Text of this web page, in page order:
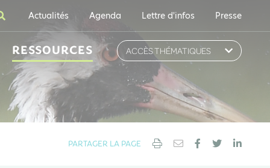
Actualités Agenda Lettre d'infos Presse
RESSOURCES ACCÈS THÉMATIQUES
PARTAGER LA PAGE